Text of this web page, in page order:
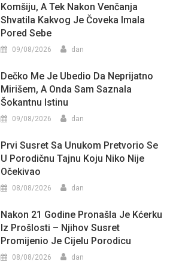
Komšiju, A Tek Nakon Venčanja
Shvatila Kakvog Je Čoveka Imala
Pored Sebe
09/08/2026 dan
Dečko Me Je Ubedio Da Neprijatno
Mirišem, A Onda Sam Saznala
Šokantnu Istinu
09/08/2026 dan
Prvi Susret Sa Unukom Pretvorio Se
U Porodičnu Tajnu Koju Niko Nije
Očekivao
08/08/2026 dan
Nakon 21 Godine Pronašla Je Kćerku
Iz Prošlosti – Njihov Susret
Promijenio Je Cijelu Porodicu
08/08/2026 dan